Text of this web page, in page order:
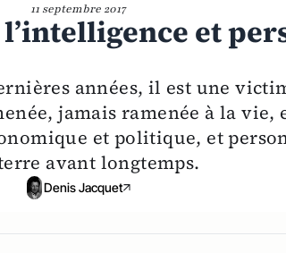
11 septembre 2017
et
années, il est une
jamais ramenée à la
et politique, et
avant longtemps.
Denis Jacquet